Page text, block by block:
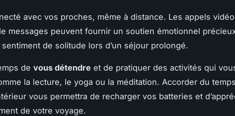
avec vos proches, même à distance. Les appels
messages peuvent fournir un soutien émotionnel
de solitude lors d’un séjour prolongé.
de vous détendre et de pratiquer des activités qui
la lecture, le yoga ou la méditation. Accorder du
vous permettra de recharger vos batteries et
de votre voyage.